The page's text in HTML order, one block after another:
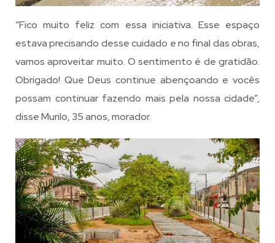
“Fico muito feliz com essa iniciativa. Esse espaço
estava precisando desse cuidado e no final das obras,
vamos aproveitar muito. O sentimento é de gratidão.
Obrigado! Que Deus continue abençoando e vocês
possam continuar fazendo mais pela nossa cidade”,
disse Murilo, 35 anos, morador.